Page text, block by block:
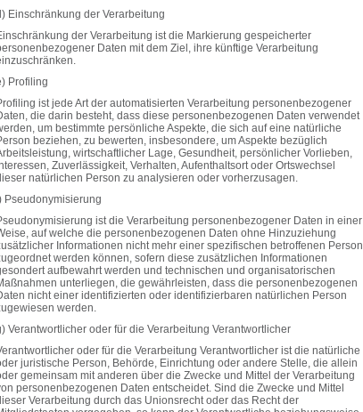
Einschränkung der Verarbeitung
der Verarbeitung ist die Markierung gespeicherter
Daten mit dem Ziel, ihre künftige Verarbeitung
Profiling
ist jede Art der automatisierten Verarbeitung personenbezogener
die darin besteht, dass diese personenbezogenen Daten verwendet
um bestimmte persönliche Aspekte, die sich auf eine natürliche
beziehen, zu bewerten, insbesondere, um Aspekte bezüglich
wirtschaftlicher Lage, Gesundheit, persönlicher Vorlieben,
Zuverlässigkeit, Verhalten, Aufenthaltsort oder Ortswechsel
natürlichen Person zu analysieren oder vorherzusagen.
Pseudonymisierung
ist die Verarbeitung personenbezogener Daten in einer
auf welche die personenbezogenen Daten ohne Hinzuziehung
Informationen nicht mehr einer spezifischen betroffenen Person
werden können, sofern diese zusätzlichen Informationen
aufbewahrt werden und technischen und organisatorischen
unterliegen, die gewährleisten, dass die personenbezogenen
nicht einer identifizierten oder identifizierbaren natürlichen Person
werden.
Verantwortlicher oder für die Verarbeitung Verantwortlicher
oder für die Verarbeitung Verantwortlicher ist die natürliche
juristische Person, Behörde, Einrichtung oder andere Stelle, die allein
gemeinsam mit anderen über die Zwecke und Mittel der Verarbeitung
personenbezogenen Daten entscheidet. Sind die Zwecke und Mittel
Verarbeitung durch das Unionsrecht oder das Recht der